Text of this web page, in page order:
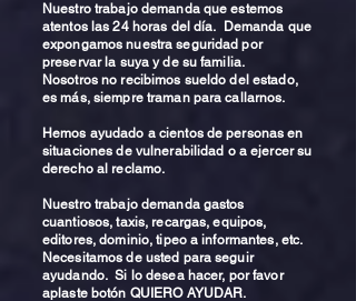
Nuestro trabajo demanda que estemos
atentos las 24 horas del día. Demanda que
expongamos nuestra seguridad por
preservar la suya y de su familia.
Nosotros no recibimos sueldo del estado,
es más, siempre traman para callarnos.
Hemos ayudado a cientos de personas en
situaciones de vulnerabilidad o a ejercer su
derecho al reclamo.
Nuestro trabajo demanda gastos
cuantiosos, taxis, recargas, equipos,
editores, dominio, tipeo a informantes, etc.
Necesitamos de usted para seguir
ayudando. Si lo desea hacer, por favor
aplaste botón QUIERO AYUDAR.